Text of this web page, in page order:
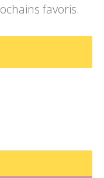
favoris.